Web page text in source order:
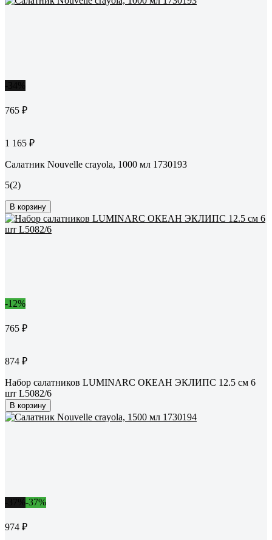
765 ₽
1 165 ₽
Салатник Nouvelle crayola, 1000 мл 1730193
5(2)
В корзину
-12%
765 ₽
874 ₽
Набор салатников LUMINARC ОКЕАН ЭКЛИПС 12.5 см 6
шт L5082/6
В корзину
-37%
974 ₽